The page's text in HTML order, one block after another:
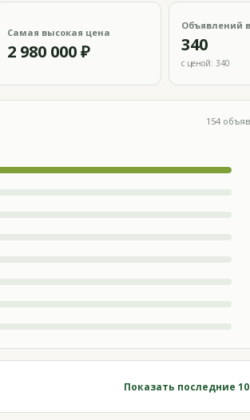
Самая высокая цена
2 980 000 ₽
Объявлений
340
с ценой: 340
154
Показать последние